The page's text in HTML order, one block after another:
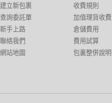
建立新包裹
查詢委託單
新手上路
聯絡我們
網站地圖
收費規則
加值理貨收費
倉儲費用
費用試算
包裏整併說明